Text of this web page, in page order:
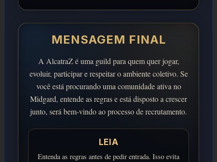
MENSAGEM FINAL
A AlcatraZ é uma guild para quem quer jogar,
evoluir, participar e respeitar o ambiente coletivo. Se
você está procurando uma comunidade ativa no
Midgard, entende as regras e está disposto a crescer
junto, será bem-vindo ao processo de recrutamento.
LEIA
Entenda as regras antes de pedir entrada. Isso evita